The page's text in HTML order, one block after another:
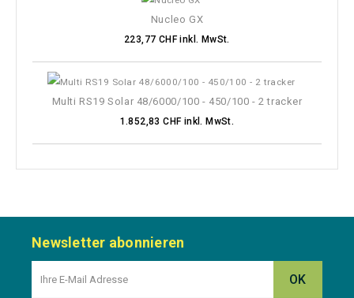
Nucleo GX
223,77 CHF inkl. MwSt.
Multi RS19 Solar 48/6000/100 - 450/100 - 2 tracker
1.852,83 CHF inkl. MwSt.
Newsletter abonnieren